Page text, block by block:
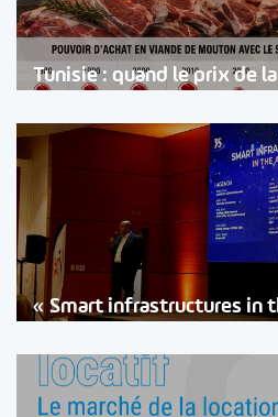
Tunisie : quand le prix de
« Smart infrastructures in